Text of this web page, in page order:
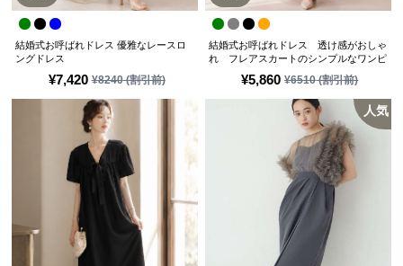
¥7,420 ¥8240(割引前)
結婚式お呼ばれドレス 優雅なレースロ
ングドレス
¥5,860 ¥6510(割引前)
結婚式お呼ばれドレス 透け感がおしゃ
れ フレアスカートのシンプルなワンピ
人気